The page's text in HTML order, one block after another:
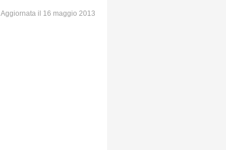
Aggiornata il 16 maggio 2013